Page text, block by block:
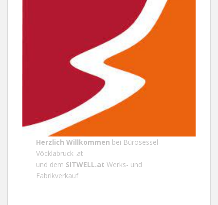
Herzlich Willkommen bei Bürosessel-
Vöcklabruck .at
und dem SITWELL.at Werks- und
Fabrikverkauf